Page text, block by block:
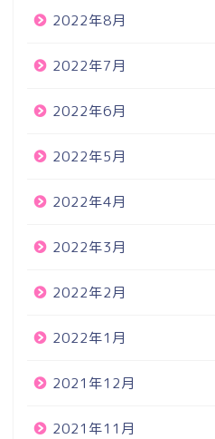
2022年8月
2022年7月
2022年6月
2022年5月
2022年4月
2022年3月
2022年2月
2022年1月
2021年12月
2021年11月